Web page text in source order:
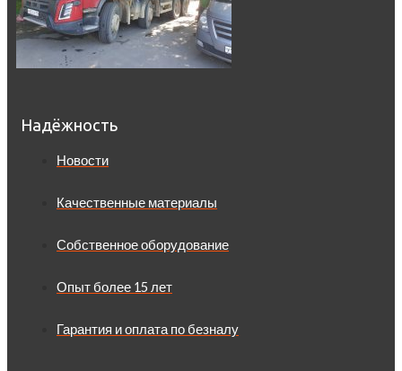
Надёжность
Новости
Качественные материалы
Собственное оборудование
Опыт более 15 лет
Гарантия и оплата по безналу